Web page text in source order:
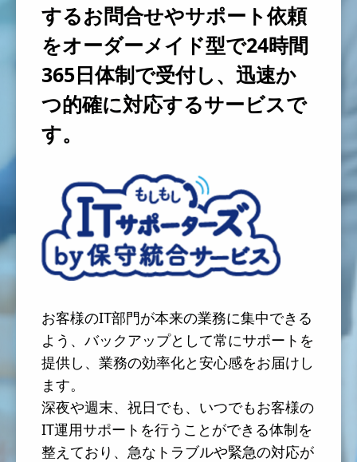
するお問合せやサポート依頼
をオーダーメイド型で24時間
365日体制で受付し、迅速か
つ的確に対応するサービスで
す。
お客様のIT部門が本来の業務に集中できる
よう、バックアップとして常にサポートを
提供し、業務の効率化と安心感をお届けし
ます。
深夜や週末、祝日でも、いつでもお客様の
IT運用サポートを行うことができる体制を
整えており、急なトラブルや緊急の対応が